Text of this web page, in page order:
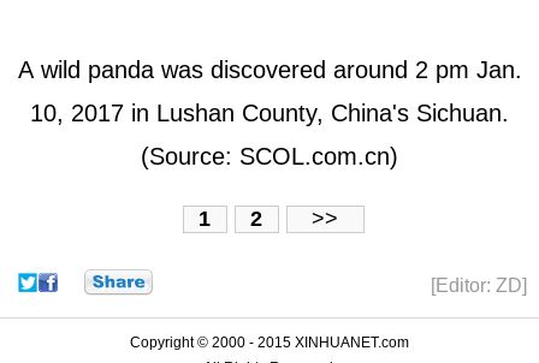
博客 微博
A wild panda was discovered around 2 pm Jan.
10, 2017 in Lushan County, China's Sichuan.
(Source: SCOL.com.cn)
1 2 >>
[Editor: ZD]
Copyright © 2000 - 2015 XINHUANET.com